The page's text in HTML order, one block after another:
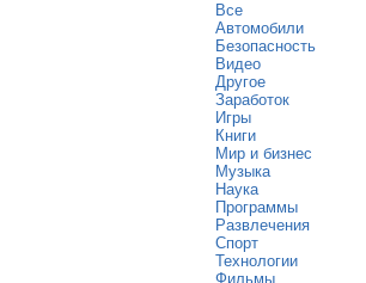
Все
Автомобили
Безопасность
Видео
Другое
Заработок
Игры
Книги
Мир и бизнес
Музыка
Наука
Программы
Развлечения
Спорт
Технологии
Фильмы